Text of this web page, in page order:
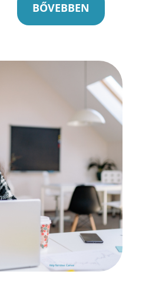
BŐVEBBEN